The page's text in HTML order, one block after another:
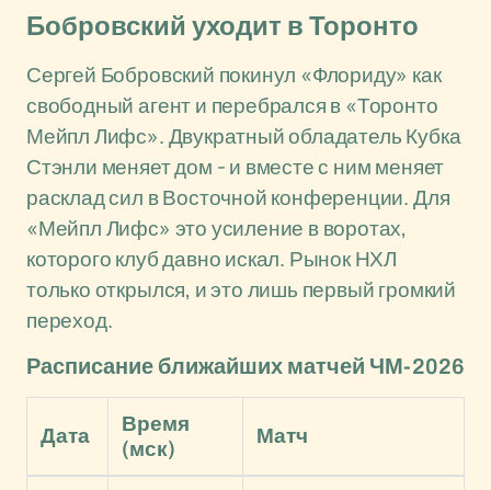
Бобровский уходит в Торонто
Сергей Бобровский покинул «Флориду» как
свободный агент и перебрался в «Торонто
Мейпл Лифс». Двукратный обладатель Кубка
Стэнли меняет дом - и вместе с ним меняет
расклад сил в Восточной конференции. Для
«Мейпл Лифс» это усиление в воротах,
которого клуб давно искал. Рынок НХЛ
только открылся, и это лишь первый громкий
переход.
Расписание ближайших матчей ЧМ-2026
Дата
Время
(мск)
Матч